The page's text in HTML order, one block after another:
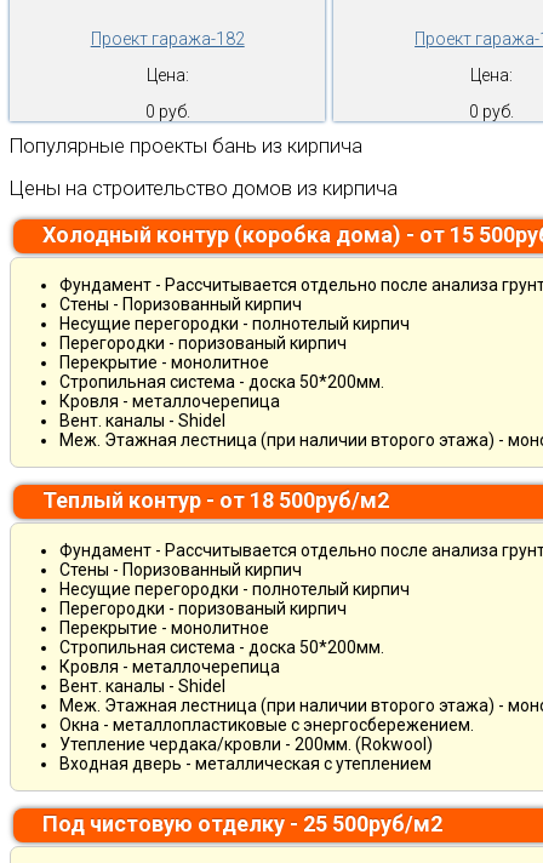
Проект гаража-182
Цена:
0 руб.
Проект
Цена:
0 руб.
Популярные проекты бань из кирпича
Цены на строительство домов из кирпича
Холодный контур (коробка дома) - от 15
Фундамент - Рассчитывается отдельно после анализа
Стены - Поризованный кирпич
Несущие перегородки - полнотелый кирпич
Перегородки - поризованый кирпич
Перекрытие - монолитное
Стропильная система - доска 50*200мм.
Кровля - металлочерепица
Вент. каналы - Shidel
Меж. Этажная лестница (при наличии второго этажа) -
Теплый контур - от 18 500руб/м2
Фундамент - Рассчитывается отдельно после анализа
Стены - Поризованный кирпич
Несущие перегородки - полнотелый кирпич
Перегородки - поризованый кирпич
Перекрытие - монолитное
Стропильная система - доска 50*200мм.
Кровля - металлочерепица
Вент. каналы - Shidel
Меж. Этажная лестница (при наличии второго этажа) -
Окна - металлопластиковые с энергосбережением.
Утепление чердака/кровли - 200мм. (Rokwool)
Входная дверь - металлическая с утеплением
Под чистовую отделку - 25 500руб/м2